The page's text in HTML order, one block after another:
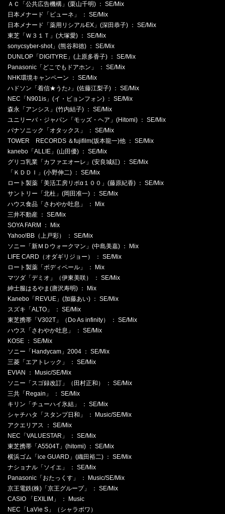
ＡＣ「公共広告機構」(栗山千明) ： SE/Mix
日本メナード「ビューネ」 ： SE/Mix
日本メナード「薬用リシアルEX」(深田恭子) ： SE/Mix
東芝「Ｗ３１Ｔ」(大塚愛) ： SE/Mix
sonycsyber-shot」(熊谷和徳) ： SE/Mix
DUNLOP「DIGITYRE」(上原多香子) ： SE/Mix
Panasonic「どこでもドアホン」 ： SE/Mix
NHK環境キャンペーン ： SE/Mix
ハドソン「着信★うた♪」(佐藤江梨子) ： SE/Mix
NEC「N901is」(イ・ビョンフォン) ： SE/Mix
森永「アンシス」(竹内結子) ： SE/Mix
ユニリーバ・ジャパン「モッズ・ヘア」(Hitomi) ： SE/Mix
パナソニック「オタックス」 ： SE/Mix
TOWER RECORDS ＆fujifilm(坂本龍一)他 ： SE/Mix
kanebo「ALLIE」(山田優) ： SE/Mix
グリコ乳業「カファエオーレ」(安良城紅) ： SE/Mix
「ＫＤＤＩ」(小野伸二) ： SE/Mix
ロート製薬「美活工房リポα１００」(藤原紀香) ： SE/Mix
サントリー「北杜」(岡田准一) ： SE/Mix
ハウス食品「さわやか吐息」 ： Mix
三井不動産 ： SE/Mix
SOYA FARM ： Mix
Yahoo!BB（上戸彩） ： SE/Mix
ソニー「新ＭＤウォークマン」(中島美嘉) ： Mix
LIFE CARD（オダギリジョー） ： SE/Mix
ロート製薬「ボディペール」 ： Mix
マツダ「デミオ」（伊東美咲） ： SE/Mix
紳士服はるやま(唐沢寿明) ： Mix
Kanebo「REVUE」(加藤あい) ： SE/Mix
スズキ「ALTO」 ： SE/Mix
東芝携帯「V302T」（Do As infinity） ： SE/Mix
ハウス「さわやか吐息」 ： SE/Mix
KOSE ： SE/Mix
ソニー「Handycam」2004 ： SE/Mix
三菱「エアトレック」 ： SE/Mix
EVIAN ： Music/SE/Mix
ソニー「スゴ録改訂」（田村正和） ： SE/Mix
三共「Regain」 ： SE/Mix
キリン「チューハイ氷結」 ： SE/Mix
シャチハタ「スタンプ日和」 ： Music/SE/Mix
アクエリアス ： SE/Mix
NEC「VALUESTAR」 ： SE/Mix
東芝携帯「A5504T」(hitomi) ： SE/Mix
横浜ゴム「ice GUARD」(織田裕二) ： SE/Mix
ナショナル「ソイエ」 ： SE/Mix
Panasonic「おたっくす」 ： Music/SE/Mix
京王電鉄(株)「京王グループ」 ： SE/Mix
CASIO 「EXILIM」 ： Music
NEC「LaVie S」（シャラボワ）